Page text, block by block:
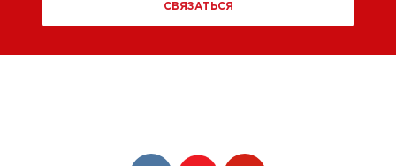
СВЯЗАТЬСЯ